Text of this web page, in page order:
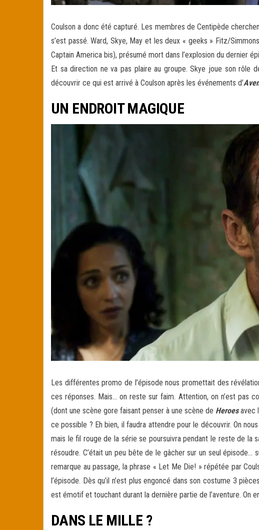
Coulson a donc été capturé. Les membres de Centipède
s’est passé. Ward, Skye, May et les deux « geeks » Fitz/
Captain America bis), présumé mort dans l’explosion du dernier
Et sa direction ne va pas plaire au groupe. Skye joue son rôle
découvrir ce qui est arrivé à Coulson après les événements d’
UN ENDROIT MAGIQUE
Les différentes promo de l’épisode nous promettait des
ces réponses. Mais… on reste sur faim. Attention, on n’est pas
(dont une scène gore faisant penser à une scène de Heroesavec
ce possible ? Eh bien, il faudra attendre pour le découvrir. On
mais le fil rouge de la série se poursuivra pendant le reste de la
résoudre. C’était un peu bête de le gâcher sur un seul
remarque au passage, la phrase « Let Me Die! » répétée par
l’épisode. Dès qu’il n’est plus engoncé dans son costume 3
est émotif et touchant durant la dernière partie de l’aventure. On
DANS LE MILLE ?